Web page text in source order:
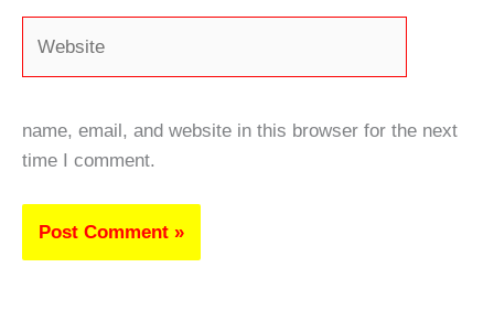
name, email, and website in this browser for the next
time I comment.